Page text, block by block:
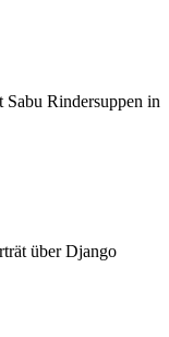
Sabu Rindersuppen in
über Django